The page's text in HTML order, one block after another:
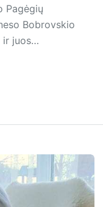
Pagėgių
Bobrovskio
ir juos…